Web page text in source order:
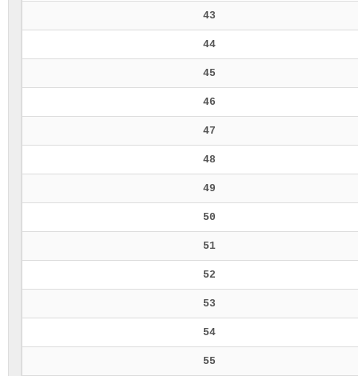
43
44
45
46
47
48
49
50
51
52
53
54
55